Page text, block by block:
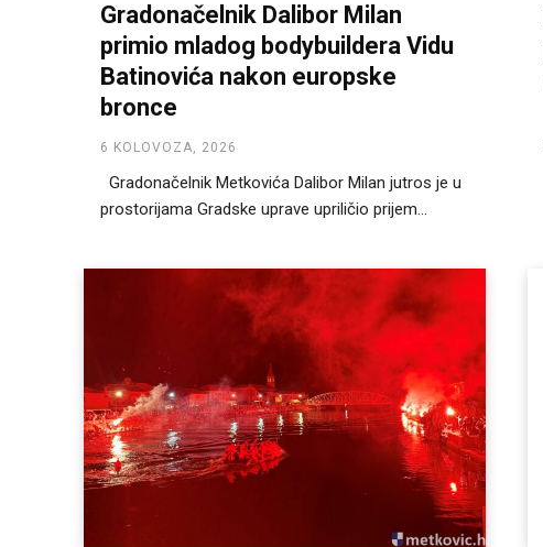
Gradonačelnik Dalibor Milan
primio mladog bodybuildera Vidu
Batinovića nakon europske
bronce
6 KOLOVOZA, 2026
Gradonačelnik Metkovića Dalibor Milan jutros je u
prostorijama Gradske uprave upriličio prijem...